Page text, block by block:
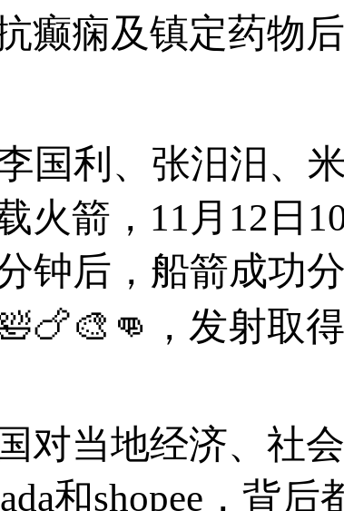
癫痫及镇定药物
利、张汨汨、
火箭，11月12日
钟后，船箭成功
，发射取
当地经济、社
和shopee，背后